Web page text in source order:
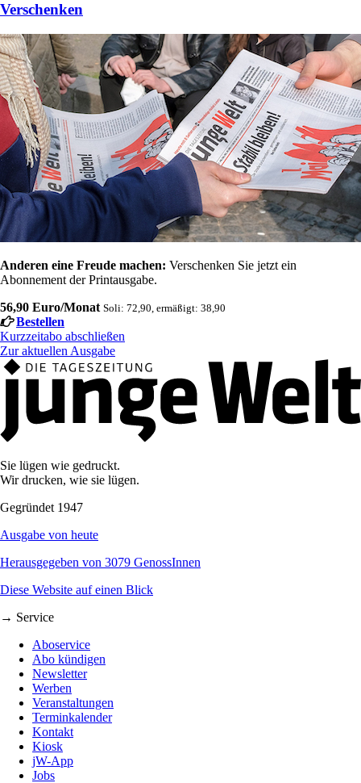
Verschenken
Anderen eine Freude machen: Verschenken Sie jetzt ein
Abonnement der Printausgabe.
56,90 Euro/Monat Soli: 72,90, ermäßigt: 38,90
Bestellen
Kurzzeitabo abschließen
Zur aktuellen Ausgabe
Sie lügen wie gedruckt.
Wir drucken, wie sie lügen.
Gegründet 1947
Ausgabe von heute
Herausgegeben von 3079 GenossInnen
Diese Website auf einen Blick
→ Service
Aboservice
Abo kündigen
Newsletter
Werben
Veranstaltungen
Terminkalender
Kontakt
Kiosk
jW-App
Jobs